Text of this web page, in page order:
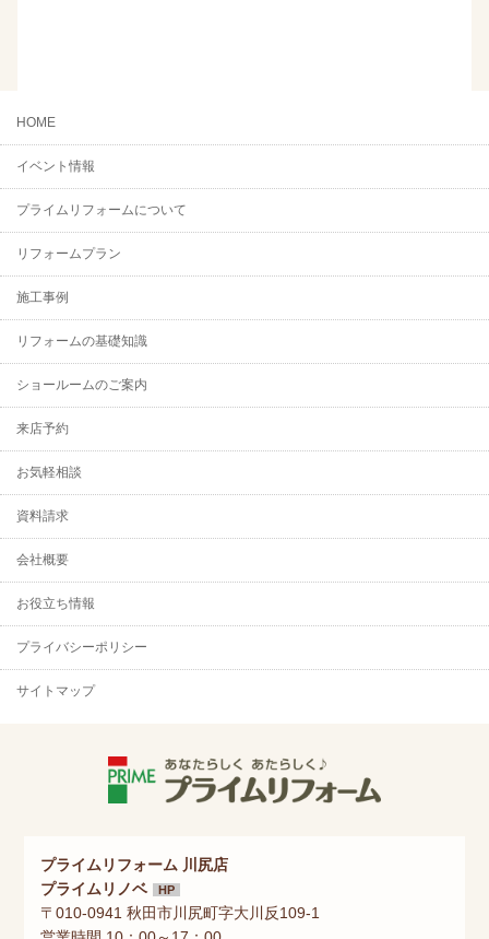
HOME
イベント情報
プライムリフォームについて
リフォームプラン
施工事例
リフォームの基礎知識
ショールームのご案内
来店予約
お気軽相談
資料請求
会社概要
お役立ち情報
プライバシーポリシー
サイトマップ
プライムリフォーム 川尻店
プライムリノベ
HP
〒010-0941 秋田市川尻町字大川反109-1